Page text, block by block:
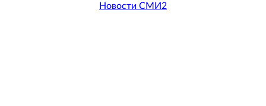
Новости СМИ2